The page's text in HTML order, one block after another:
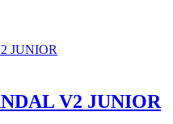
V2 JUNIOR